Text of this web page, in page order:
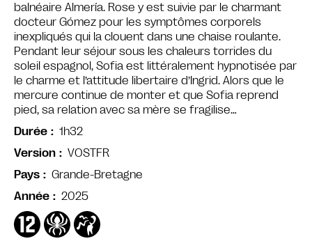
balnéaire Almería. Rose y est suivie par le charmant
docteur Gómez pour les symptômes corporels
inexpliqués qui la clouent dans une chaise roulante.
Pendant leur séjour sous les chaleurs torrides du
soleil espagnol, Sofia est littéralement hypnotisée par
le charme et l’attitude libertaire d’Ingrid. Alors que le
mercure continue de monter et que Sofia reprend
pied, sa relation avec sa mère se fragilise…
Durée
1h32
Version
VOSTFR
Pays
Grande-Bretagne
Année
2025